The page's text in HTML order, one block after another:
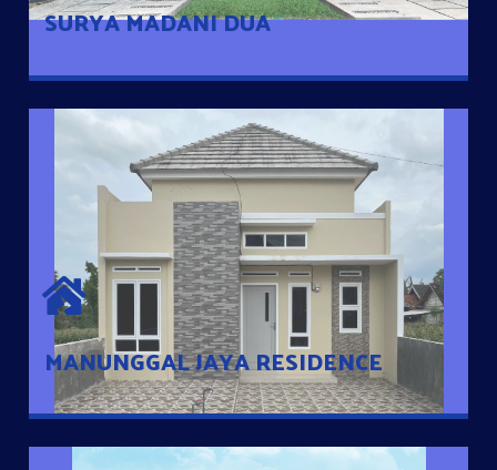
SURYA MADANI DUA
MANUNGGAL JAYA RESIDENCE
MANUNGGAL JAYA RESIDENCE
Cluster Exclusive dengan one Gate System, terdapat taman
mini dan memiliki jarak 200m dari jalan nasional serta dekat
dengan pusat kota